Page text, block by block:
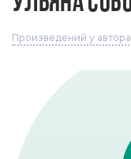
Произведений у